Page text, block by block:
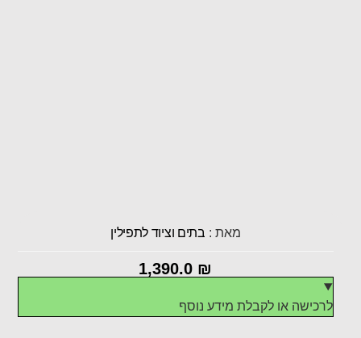
מאת : בתים וציוד לתפילין
1,390.0 ₪
לרכישה או לקבלת מידע נוסף